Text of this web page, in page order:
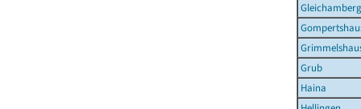
Gleichamberg
Grub
Haina